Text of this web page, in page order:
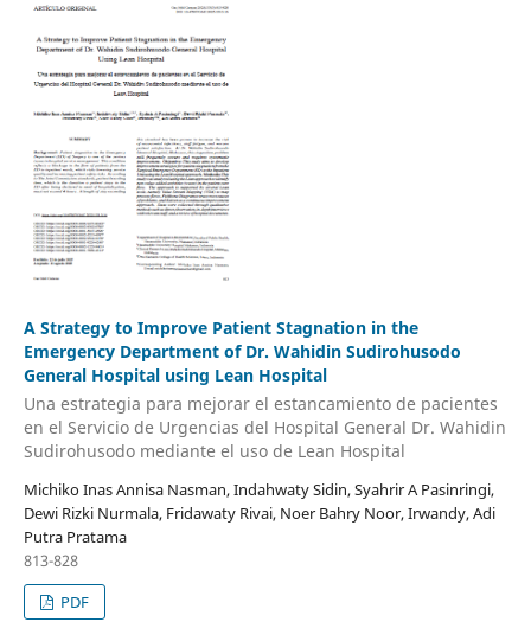
A Strategy to Improve Patient Stagnation in the
Emergency Department of Dr. Wahidin Sudirohusodo
General Hospital using Lean Hospital
Una estrategia para mejorar el estancamiento de pacientes
en el Servicio de Urgencias del Hospital General Dr. Wahidin
Sudirohusodo mediante el uso de Lean Hospital
Michiko Inas Annisa Nasman, Indahwaty Sidin, Syahrir A Pasinringi,
Dewi Rizki Nurmala, Fridawaty Rivai, Noer Bahry Noor, Irwandy, Adi
Putra Pratama
813-828
PDF